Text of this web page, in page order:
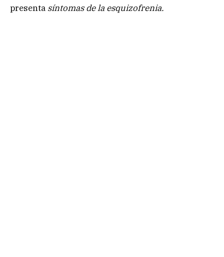
presenta síntomas de la esquizofrenia.